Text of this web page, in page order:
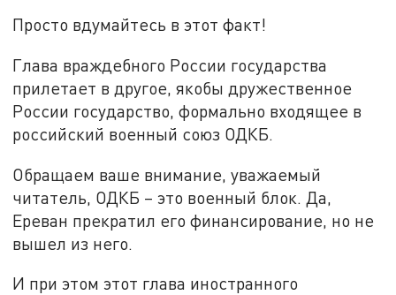
Просто вдумайтесь в этот факт!
Глава враждебного России государства
прилетает в другое, якобы дружественное
России государство, формально входящее в
российский военный союз ОДКБ.
Обращаем ваше внимание, уважаемый
читатель, ОДКБ – это военный блок. Да,
Ереван прекратил его финансирование, но не
вышел из него.
И при этом этот глава иностранного